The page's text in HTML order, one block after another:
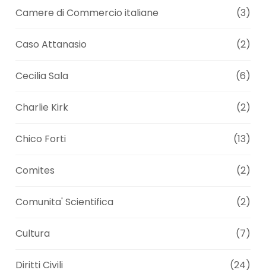
Camere di Commercio italiane (3)
Caso Attanasio (2)
Cecilia Sala (6)
Charlie Kirk (2)
Chico Forti (13)
Comites (2)
Comunita' Scientifica (2)
Cultura (7)
Diritti Civili (24)